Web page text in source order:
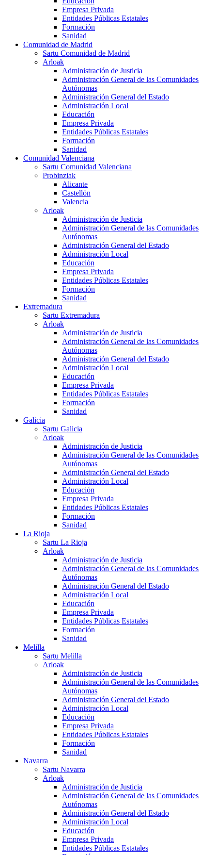
Empresa Privada
Entidades Públicas Estatales
Formación
Sanidad
Comunidad de Madrid
Sartu Comunidad de Madrid
Arloak
Administración de Justicia
Administración General de las Comunidades
Autónomas
Administración General del Estado
Administración Local
Educación
Empresa Privada
Entidades Públicas Estatales
Formación
Sanidad
Comunidad Valenciana
Sartu Comunidad Valenciana
Probinziak
Alicante
Castellón
Valencia
Arloak
Administración de Justicia
Administración General de las Comunidades
Autónomas
Administración General del Estado
Administración Local
Educación
Empresa Privada
Entidades Públicas Estatales
Formación
Sanidad
Extremadura
Sartu Extremadura
Arloak
Administración de Justicia
Administración General de las Comunidades
Autónomas
Administración General del Estado
Administración Local
Educación
Empresa Privada
Entidades Públicas Estatales
Formación
Sanidad
Galicia
Sartu Galicia
Arloak
Administración de Justicia
Administración General de las Comunidades
Autónomas
Administración General del Estado
Administración Local
Educación
Empresa Privada
Entidades Públicas Estatales
Formación
Sanidad
La Rioja
Sartu La Rioja
Arloak
Administración de Justicia
Administración General de las Comunidades
Autónomas
Administración General del Estado
Administración Local
Educación
Empresa Privada
Entidades Públicas Estatales
Formación
Sanidad
Melilla
Sartu Melilla
Arloak
Administración de Justicia
Administración General de las Comunidades
Autónomas
Administración General del Estado
Administración Local
Educación
Empresa Privada
Entidades Públicas Estatales
Formación
Sanidad
Navarra
Sartu Navarra
Arloak
Administración de Justicia
Administración General de las Comunidades
Autónomas
Administración General del Estado
Administración Local
Educación
Empresa Privada
Entidades Públicas Estatales